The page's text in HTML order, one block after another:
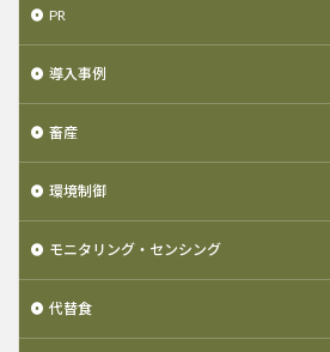
PR
導入事例
畜産
環境制御
モニタリング・センシング
代替食